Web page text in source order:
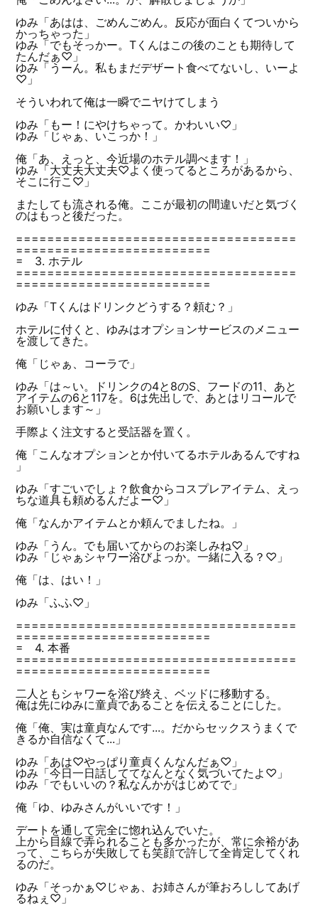
ゆみ「あはは、ごめんごめん。反応が面白くてついから
かっちゃった」
ゆみ「でもそっかー。Tくんはこの後のことも期待して
たんだぁ♡」
ゆみ「うーん。私もまだデザート食べてないし、いーよ
♡」
そういわれて俺は一瞬でニヤけてしまう
ゆみ「もー！にやけちゃって。かわいい♡」
ゆみ「じゃぁ、いこっか！」
俺「あ、えっと、今近場のホテル調べます！」
ゆみ「大丈夫大丈夫♡よく使ってるところがあるから、
そこに行こ♡」
またしても流される俺。ここが最初の間違いだと気づく
のはもっと後だった。
====================================
=========================
= 3. ホテル
====================================
=========================
ゆみ「Tくんはドリンクどうする？頼む？」
ホテルに付くと、ゆみはオプションサービスのメニュー
を渡してきた。
俺「じゃぁ、コーラで」
ゆみ「は～い。ドリンクの4と8のS、フードの11、あと
アイテムの6と117を。6は先出しで、あとはリコールで
お願いします～」
手際よく注文すると受話器を置く。
俺「こんなオプションとか付いてるホテルあるんですね
」
ゆみ「すごいでしょ？飲食からコスプレアイテム、えっ
ちな道具も頼めるんだよー♡」
俺「なんかアイテムとか頼んでましたね。」
ゆみ「うん。でも届いてからのお楽しみね♡」
ゆみ「じゃぁシャワー浴びよっか。一緒に入る？♡」
俺「は、はい！」
ゆみ「ふふ♡」
====================================
=========================
= 4. 本番
====================================
=========================
二人ともシャワーを浴び終え、ベッドに移動する。
俺は先にゆみに童貞であることを伝えることにした。
俺「俺、実は童貞なんです...。だからセックスうまくで
きるか自信なくて...」
ゆみ「あは♡やっぱり童貞くんなんだぁ♡」
ゆみ「今日一日話しててなんとなく気づいてたよ♡」
ゆみ「でもいいの？私なんかがはじめてで」
俺「ゆ、ゆみさんがいいです！」
デートを通して完全に惚れ込んでいた。
上から目線で弄られることも多かったが、常に余裕があ
って、こちらが失敗しても笑顔で許して全肯定してくれ
るのだ。
ゆみ「そっかぁ♡じゃぁ、お姉さんが筆おろししてあげ
るねぇ♡」